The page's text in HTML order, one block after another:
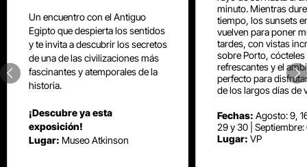
Un encuentro con el Antiguo
Egipto que despierta los sentidos
y te invita a descubrir los secretos
de una de las civilizaciones más
fascinantes y atemporales de la
historia.
¡Descubre ya esta
exposición!
Lugar: Museo Atkinson
minuto. Mientras
tiempo, los sunsets
vuelven para poner
tardes, con vistas
sobre Porto, cócteles
refrescantes y el
perfecto para
de los largos días de
Fechas: Agosto: 9,
29 y 30 |
Lugar: VP